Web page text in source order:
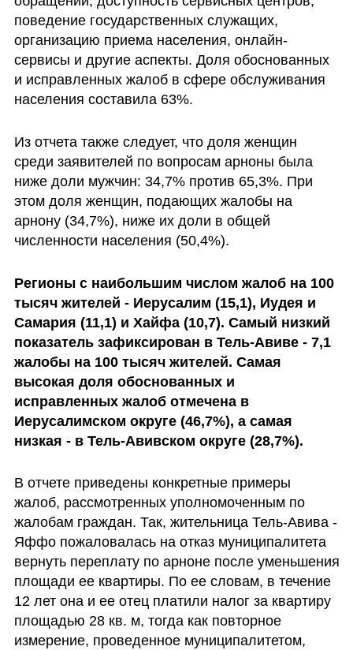
поведение государственных служащих,
организацию приема населения, онлайн-
сервисы и другие аспекты. Доля обоснованных
и исправленных жалоб в сфере обслуживания
населения составила 63%.
Из отчета также следует, что доля женщин
среди заявителей по вопросам арноны была
ниже доли мужчин: 34,7% против 65,3%. При
этом доля женщин, подающих жалобы на
арнону (34,7%), ниже их доли в общей
численности населения (50,4%).
Регионы с наибольшим числом жалоб на 100
тысяч жителей - Иерусалим (15,1), Иудея и
Самария (11,1) и Хайфа (10,7). Самый низкий
показатель зафиксирован в Тель-Авиве - 7,1
жалобы на 100 тысяч жителей. Самая
высокая доля обоснованных и
исправленных жалоб отмечена в
Иерусалимском округе (46,7%), а самая
низкая - в Тель-Авивском округе (28,7%).
В отчете приведены конкретные примеры
жалоб, рассмотренных уполномоченным по
жалобам граждан. Так, жительница Тель-Авива -
Яффо пожаловалась на отказ муниципалитета
вернуть переплату по арноне после уменьшения
площади ее квартиры. По ее словам, в течение
12 лет она и ее отец платили налог за квартиру
площадью 28 кв. м, тогда как повторное
измерение, проведенное муниципалитетом,